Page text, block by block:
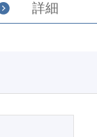
詳細